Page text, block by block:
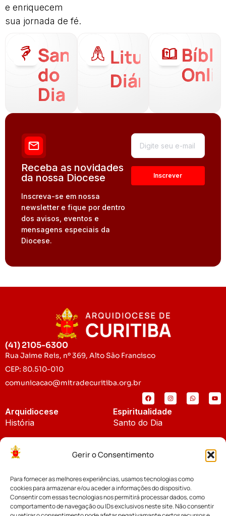
Gerir o Consentimento
Para fornecer as melhores experiências, usamos tecnologias como
cookies para armazenar e/ou aceder a informações do dispositivo.
Consentir com essas tecnologias nos permitirá processar dados, como
comportamento de navegação ou IDs exclusivos neste site. Não consentir
e enriquecem
sua jornada de fé.
Santo
do
Dia
Liturgia
Diária
Receba as novidades
da nossa Diocese
Inscreva-se em nossa
newsletter e fique por dentro
dos avisos, eventos e
mensagens especiais da
Diocese.
(41) 2105-6300
Rua Jaime Reis, nº 369, Alto São Francisco
CEP: 80.510-010
comunicacao@mitradecuritiba.org.br
Arquidiocese
História
Padroeira
Espiritualidade
Santo do Dia
Notícias
Notícias da Arquidiocese
Cúria Diocesana
Fundo Diocesano